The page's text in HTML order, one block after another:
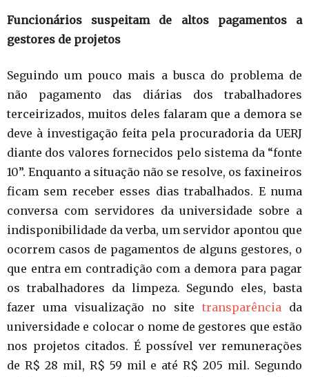
Funcionários suspeitam de altos pagamentos a
gestores de projetos
Seguindo um pouco mais a busca do problema de
não pagamento das diárias dos trabalhadores
terceirizados, muitos deles falaram que a demora se
deve à investigação feita pela procuradoria da UERJ
diante dos valores fornecidos pelo sistema da “fonte
10”. Enquanto a situação não se resolve, os faxineiros
ficam sem receber esses dias trabalhados. E numa
conversa com servidores da universidade sobre a
indisponibilidade da verba, um servidor apontou que
ocorrem casos de pagamentos de alguns gestores, o
que entra em contradição com a demora para pagar
os trabalhadores da limpeza. Segundo eles, basta
fazer uma visualização no site transparência da
universidade e colocar o nome de gestores que estão
nos projetos citados. É possível ver remunerações
de R$ 28 mil, R$ 59 mil e até R$ 205 mil. Segundo